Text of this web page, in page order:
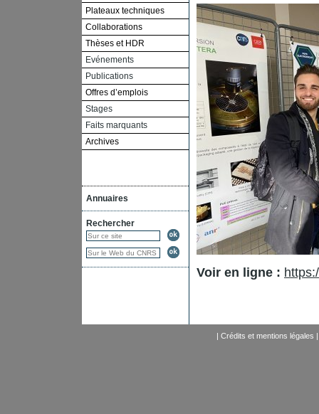
Plateaux techniques
Collaborations
Thèses et HDR
Evénements
Publications
Offres d’emplois
Stages
Faits marquants
Archives
Annuaires
Rechercher
Voir en ligne :
| Crédits et mentions légales